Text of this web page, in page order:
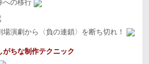
への移行
演劇から〈負の連鎖〉を断ち切れ！
ちな制作テクニック